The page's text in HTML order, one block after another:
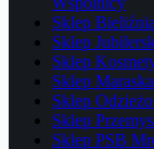
Sklep
Sklep
Sklep
Sklep
Sklep
Sklep
Sklep PSB